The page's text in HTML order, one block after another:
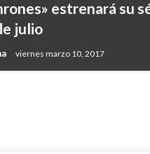
estrenará su
julio
viernes marzo 10, 2017
relación